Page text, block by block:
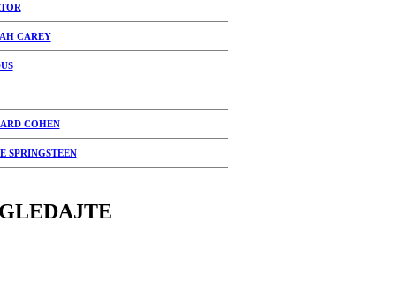
CAREY
COHEN
SPRINGSTEEN